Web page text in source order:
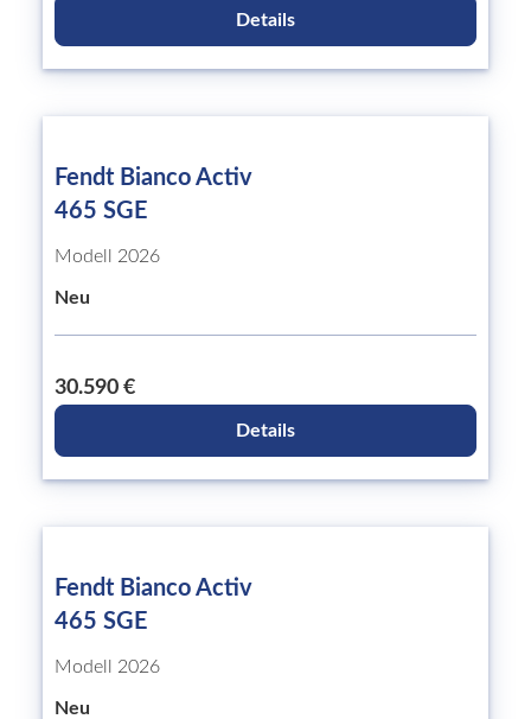
Details
Fendt Bianco Activ
465 SGE
Modell 2026
Neu
30.590 €
Details
Fendt Bianco Activ
465 SGE
Modell 2026
Neu